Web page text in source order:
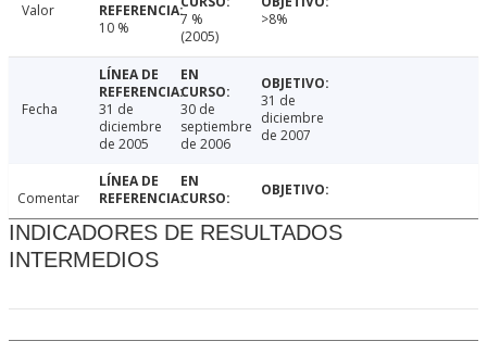
Valor
10 %
7 %
(2005)
>8%
Fecha
31 de
diciembre
de 2005
30 de
septiembre
de 2006
31 de
diciembre
de 2007
Comentar
INDICADORES DE RESULTADOS
INTERMEDIOS